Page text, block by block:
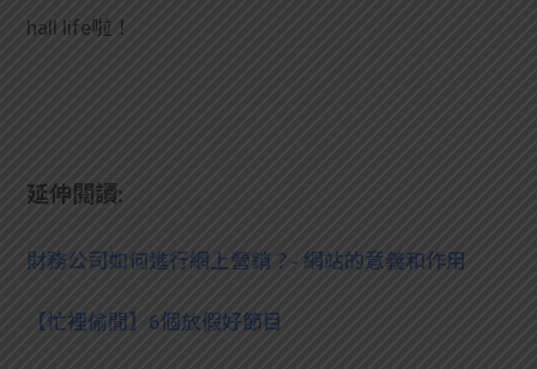
hall life啦！
延伸閱讀:
財務公司如何進行網上營銷？- 網站的意義和作用
【忙裡偷閒】6個放假好節目